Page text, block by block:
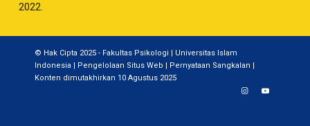
2022.
© Hak Cipta 2025 - Fakultas Psikologi | Universitas Islam
Indonesia | Pengelolaan Situs Web | Pernyataan Sangkalan |
Konten dimutakhirkan 10 Agustus 2025